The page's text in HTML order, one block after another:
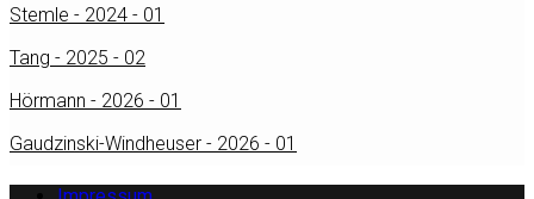
Stemle - 2024 - 01
Tang - 2025 - 02
Hörmann - 2026 - 01
Gaudzinski-Windheuser - 2026 - 01